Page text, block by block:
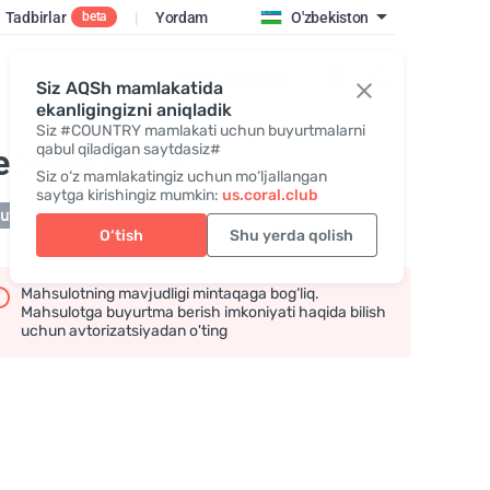
Siz AQSh mamlakatida
ekanligingizni aniqladik
Siz #COUNTRY mamlakati uchun buyurtmalarni
qabul qiladigan saytdasiz#
Siz o‘z mamlakatingiz uchun mo‘ljallangan
saytga kirishingiz mumkin: us.coral.club
O‘tish Shu yerda qolish
Tadbirlar beta | Yordam O'zbekiston
Kirish / Qo‘shilish
Pack
mavjud emas
Mahsulotning mavjudligi mintaqaga bog‘liq.
Mahsulotga buyurtma berish imkoniyati haqida bilish
uchun avtorizatsiyadan o'ting